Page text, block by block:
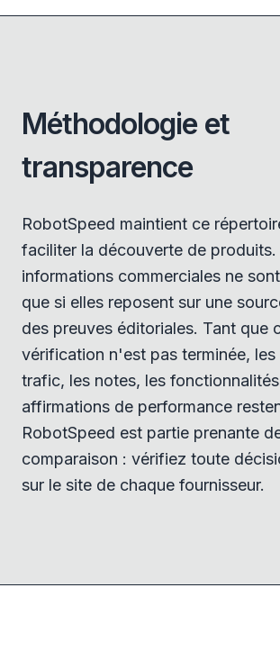
Méthodologie et
transparence
RobotSpeed maintient ce
faciliter la découverte de produits.
informations commerciales ne
que si elles reposent sur une
des preuves éditoriales. Tant que
vérification n'est pas terminée,
trafic, les notes, les
affirmations de performance
RobotSpeed est partie prenante
comparaison : vérifiez toute
sur le site de chaque fournisseur.